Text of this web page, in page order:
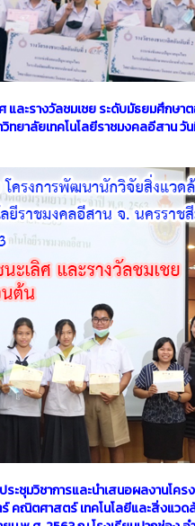
และรางวัลชมเชย ระดับมัธยมศึกษา
ยาลัยเทคโนโลยีราชมงคลอีสาน วั
ะชุมวิชาการและนำเสนอผลงานโค
คณิตศาสตร์ เทคโนโลยีและสิ่งแว